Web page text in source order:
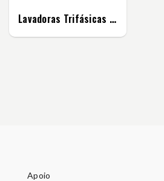
Lavadoras Trifásicas De 200 Bar
Apoio